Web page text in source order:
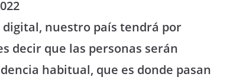
nuestro país tendrá por
decir que las personas serán
habitual, que es donde pasan